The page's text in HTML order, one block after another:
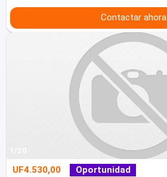
Contactar ahora
1/20
UF4.530,00 Oportunidad